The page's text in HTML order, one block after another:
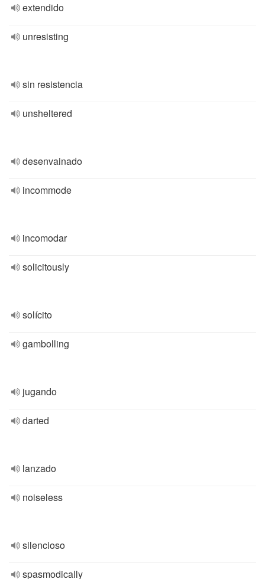
extendido
unresisting
sin resistencia
unsheltered
desenvainado
incommode
incomodar
solicitously
solícito
gambolling
jugando
darted
lanzado
noiseless
silencioso
spasmodically